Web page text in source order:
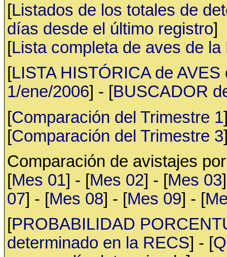
[Listados de los totales de
días desde el último registro]
[Lista completa de aves de
[LISTA HISTÓRICA de
1/ene/2006] - [BUSCADOR
[Comparación del Trimestre 1
[Comparación del Trimestre 3
Comparación de avistajes
[Mes 01] - [Mes 02] - [Mes 03
07] - [Mes 08] - [Mes 09] - [
[PROBABILIDAD
determinado en la RECS] - [